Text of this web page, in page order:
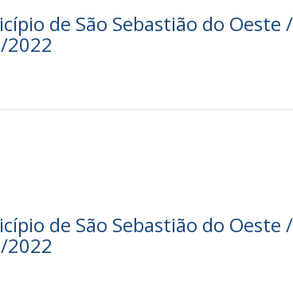
de São Sebastião do
2022
de São Sebastião do
2022